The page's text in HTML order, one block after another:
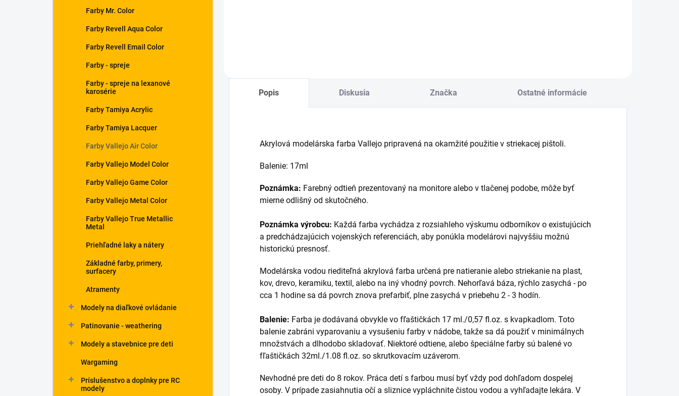
Farby Mr. Color
Farby Revell Aqua Color
Farby Revell Email Color
Farby - spreje
Farby - spreje na lexanové
karosérie
Farby Tamiya Acrylic
Farby Tamiya Lacquer
Farby Vallejo Air Color
Farby Vallejo Model Color
Farby Vallejo Game Color
Farby Vallejo Metal Color
Farby Vallejo True Metallic
Metal
Priehľadné laky a nátery
Základné farby, primery,
surfacery
Atramenty
Modely na diaľkové ovládanie
Patinovanie - weathering
Modely a stavebnice pre deti
Wargaming
Príslušenstvo a doplnky pre RC
modely
Popis Diskusia Značka Ostatné informácie
Akrylová modelárska farba Vallejo pripravená na okamžité použitie v striekacej pištoli.
Balenie: 17ml
Poznámka: Farebný odtieň prezentovaný na monitore alebo v tlačenej podobe, môže byť
mierne odlišný od skutočného.
Poznámka výrobcu: Každá farba vychádza z rozsiahleho výskumu odborníkov o existujúcich
a predchádzajúcich vojenských referenciách, aby ponúkla modelárovi najvyššiu možnú
historickú presnosť.
Modelárska vodou riediteľná akrylová farba určená pre natieranie alebo striekanie na plast,
kov, drevo, keramiku, textil, alebo na iný vhodný povrch. Nehorľavá báza, rýchlo zasychá - po
cca 1 hodine sa dá povrch znova prefarbiť, plne zasychá v priebehu 2 - 3 hodín.
Balenie: Farba je dodávaná obvykle vo fľaštičkách 17 ml./0,57 fl.oz. s kvapkadlom. Toto
balenie zabráni vyparovaniu a vysušeniu farby v nádobe, takže sa dá použiť v minimálnych
množstvách a dlhodobo skladovať. Niektoré odtiene, alebo špeciálne farby sú balené vo
fľaštičkách 32ml./1.08 fl.oz. so skrutkovacím uzáverom.
Nevhodné pre deti do 8 rokov. Práca detí s farbou musí byť vždy pod dohľadom dospelej
osoby. V prípade zasiahnutia očí a sliznice vypláchnite čistou vodou a vyhľadajte lekára. V